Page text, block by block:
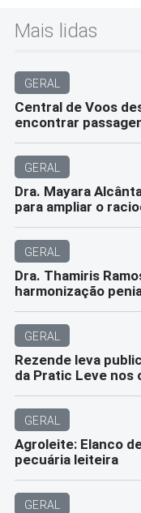
Mais lidas
GERAL
Central de Voos
encontrar
GERAL
Dra. Mayara
para ampliar o
GERAL
Dra. Thamiris
harmonização
GERAL
Rezende leva
da Pratic Leve nos
GERAL
Agroleite: Elanco
pecuária leiteira
GERAL